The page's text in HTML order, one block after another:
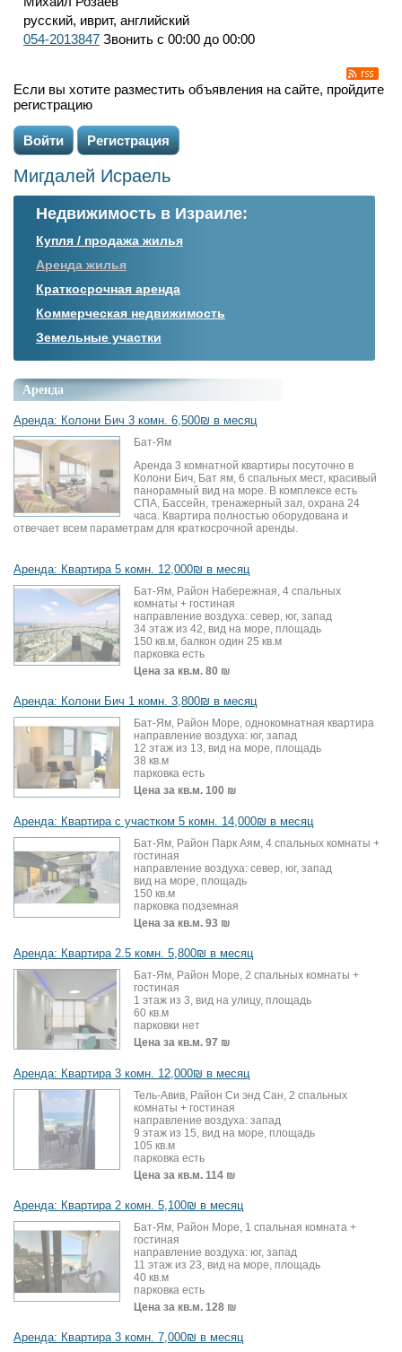
русский, иврит, английский
054-2013847 Звонить с 00:00 до 00:00
Если вы хотите разместить объявления на сайте, пройдите
регистрацию
Войти Регистрация
Мигдалей Исраель
Недвижимость в Израиле:
Купля / продажа жилья
Аренда жилья
Краткосрочная аренда
Коммерческая недвижимость
Земельные участки
Аренда
Аренда: Колони Бич 3 комн. 6,500₪ в месяц
Бат-Ям
Аренда 3 комнатной квартиры посуточно в
Колони Бич, Бат ям, 6 спальных мест, красивый
панорамный вид на море. В комплексе есть
СПА, Бассейн, тренажерный зал, охрана 24
часа. Квартира полностью оборудована и
отвечает всем параметрам для краткосрочной аренды.
Аренда: Квартира 5 комн. 12,000₪ в месяц
Бат-Ям, Район Набережная, 4 спальных
комнаты + гостиная
направление воздуха: север, юг, запад
34 этаж из 42, вид на море, площадь
150 кв.м, балкон один 25 кв.м
парковка есть
Цена за кв.м. 80 ₪
Аренда: Колони Бич 1 комн. 3,800₪ в месяц
Бат-Ям, Район Море, однокомнатная квартира
направление воздуха: юг, запад
12 этаж из 13, вид на море, площадь
38 кв.м
парковка есть
Цена за кв.м. 100 ₪
Аренда: Квартира с участком 5 комн. 14,000₪ в месяц
Бат-Ям, Район Парк Аям, 4 спальных комнаты +
гостиная
направление воздуха: север, юг, запад
вид на море, площадь
150 кв.м
парковка подземная
Цена за кв.м. 93 ₪
Аренда: Квартира 2.5 комн. 5,800₪ в месяц
Бат-Ям, Район Море, 2 спальных комнаты +
гостиная
1 этаж из 3, вид на улицу, площадь
60 кв.м
парковки нет
Цена за кв.м. 97 ₪
Аренда: Квартира 3 комн. 12,000₪ в месяц
Тель-Авив, Район Си энд Сан, 2 спальных
комнаты + гостиная
направление воздуха: запад
9 этаж из 15, вид на море, площадь
105 кв.м
парковка есть
Цена за кв.м. 114 ₪
Аренда: Квартира 2 комн. 5,100₪ в месяц
Бат-Ям, Район Море, 1 спальная комната +
гостиная
направление воздуха: юг, запад
11 этаж из 23, вид на море, площадь
40 кв.м
парковка есть
Цена за кв.м. 128 ₪
Аренда: Квартира 3 комн. 7,000₪ в месяц